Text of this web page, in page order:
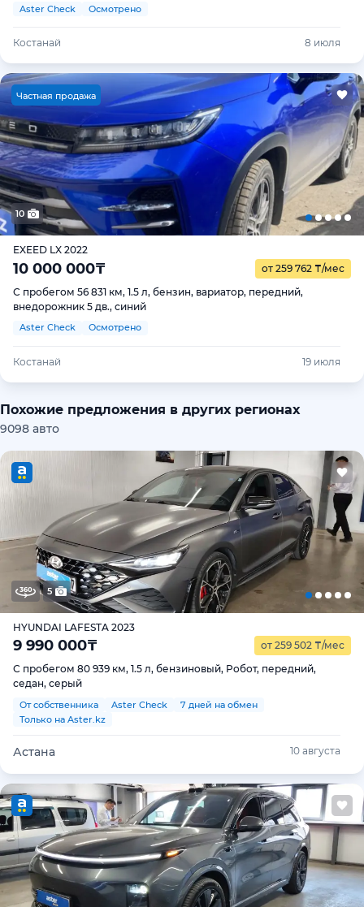
Aster Check Осмотрено
Костанай 8 июля
Частная продажа
10
EXEED LX 2022
10 000 000₸ от 259 762 ₸/мес
С пробегом 56 831 км, 1.5 л, бензин, вариатор, передний,
внедорожник 5 дв., синий
Aster Check Осмотрено
Костанай 19 июля
Похожие предложения в других регионах
9098 авто
5
HYUNDAI LAFESTA 2023
9 990 000₸ от 259 502 ₸/мес
С пробегом 80 939 км, 1.5 л, бензиновый, Робот, передний,
седан, серый
От собственника Aster Check
7 дней на обмен
Только на Aster.kz
Астана 10 августа